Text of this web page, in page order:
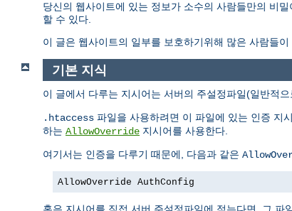
당신의 웹사이트에 있는 정보가 소수의 사람들만의 비
할 수 있다.
이 글은 웹사이트의 일부를 보호하기위해 많은 사람들
기본 지식
이 글에서 다루는 지시어는 서버의 주설정파일(일반적으
.htaccess 파일을 사용하려면 이 파일에 있는 인증 지
하는 AllowOverride 지시어를 사용한다.
여기서는 인증을 다루기 때문에, 다음과 같은
AllowOverride AuthConfig